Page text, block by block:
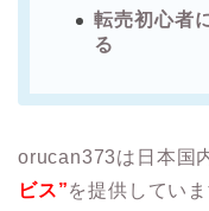
転売初心者
る
orucan373は日本国
ビス”を提供してい